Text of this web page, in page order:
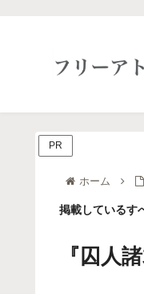
ホーム
掲載しているす
『囚人
PR